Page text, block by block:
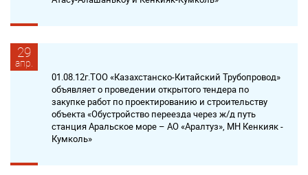
29
апр.
01.08.12г.ТОО «Казахстанско-Китайский Трубопровод»
объявляет о проведении открытого тендера по
закупке работ по проектированию и строительству
объекта «Обустройство переезда через ж/д путь
станция Аральское море – АО «Аралтуз», МН Кенкияк -
Кумколь»